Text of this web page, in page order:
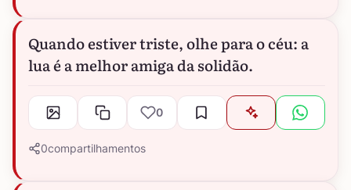
Quando estiver triste, olhe para o céu: a
lua é a melhor amiga da solidão.
0
0compartilhamentos